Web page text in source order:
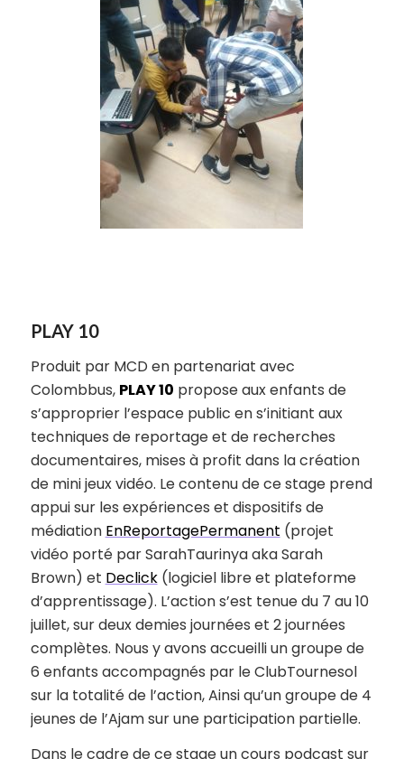
PLAY 10
Produit par MCD en partenariat avec
Colombbus, PLAY 10 propose aux enfants de
s’approprier l’espace public en s’initiant aux
techniques de reportage et de recherches
documentaires, mises à profit dans la création
de mini jeux vidéo. Le contenu de ce stage prend
appui sur les expériences et dispositifs de
médiation EnReportagePermanent (projet
vidéo porté par SarahTaurinya aka Sarah
Brown) et Declick(logiciel libre et plateforme
d’apprentissage). L’action s’est tenue du 7 au 10
juillet, sur deux demies journées et 2 journées
complètes. Nous y avons accueilli un groupe de
6 enfants accompagnés par le ClubTournesol
sur la totalité de l’action, Ainsi qu’un groupe de 4
jeunes de l’Ajam sur une participation partielle.
Dans le cadre de ce stage un cours podcast sur